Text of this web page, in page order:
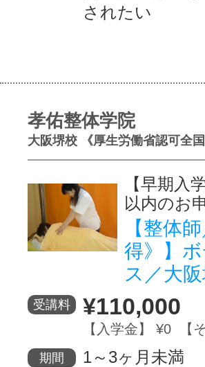
されたい
孝佑整体学院
大阪堺校 《厚生労働省認可全
【早期入
以内のお
【整体
得》】
ス／大
受講料 ¥110,000
【入学金】 ¥0 【
期間 1～3ヶ月未満